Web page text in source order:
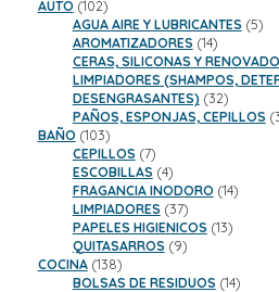
AUTO 102102
productos
AGUA AIRE Y LUBRICANTES 55
AROMATIZADORES 1414
productos
CERAS, SILICONAS Y
LIMPIADORES (SHAMPOS,
DESENGRASANTES) 3232
PAÑOS, ESPONJAS, CEPILLOS
BAÑO 103103
productos
CEPILLOS 77
productos
ESCOBILLAS 44
productos
FRAGANCIA INODORO 1414
LIMPIADORES 3737
productos
PAPELES HIGIENICOS 1313
QUITASARROS 99
COCINA 138138
productos
BOLSAS DE RESIDUOS 1414